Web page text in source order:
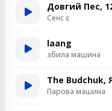
Довгий Пес,
Сенс є
laang
збила машина
The Budchuk,
Парова машина